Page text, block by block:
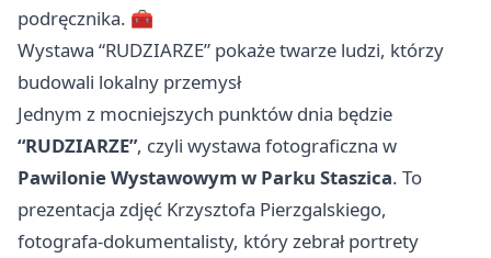
podręcznika. 🧰
Wystawa “RUDZIARZE” pokaże twarze ludzi, którzy
budowali lokalny przemysł
Jednym z mocniejszych punktów dnia będzie
“RUDZIARZE”, czyli wystawa fotograficzna w
Pawilonie Wystawowym w Parku Staszica. To
prezentacja zdjęć Krzysztofa Pierzgalskiego,
fotografa-dokumentalisty, który zebrał portrety